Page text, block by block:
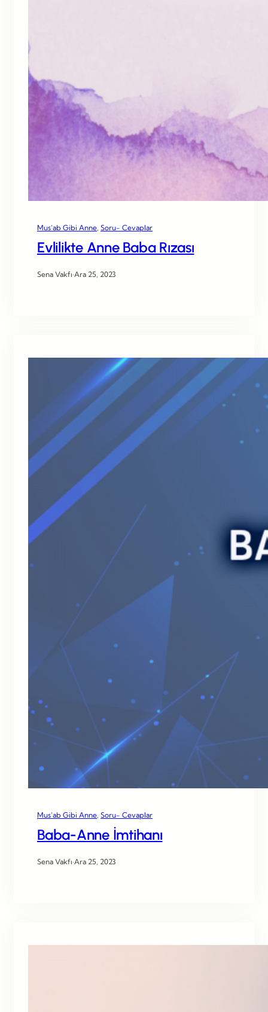
Mus’ab Gibi Anne Soru- Cevaplar
Evlilikte Anne Baba Rızası
Sena Vakfı·Ara 25, 2023
Mus’ab Gibi Anne Soru- Cevaplar
Baba-Anne İmtihanı
Sena Vakfı·Ara 25, 2023